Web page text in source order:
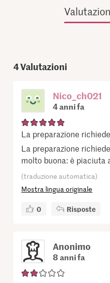
4Valutazioni
Nico_ch021
4 anni fa
La preparazione
La preparazione
molto buona: è piaciuta
(traduzione automatica)
Mostra lingua originale
0 Risposte
Anonimo
8 anni fa